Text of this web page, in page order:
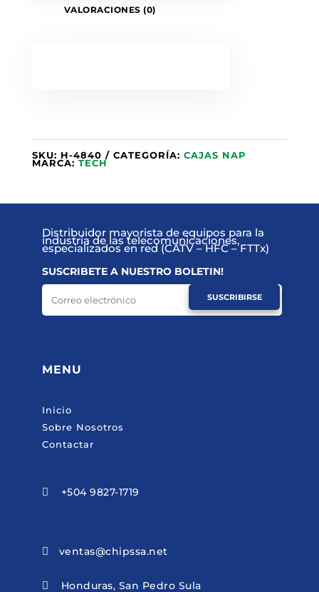
VALORACIONES (0)
SKU: H-4840 CATEGORÍA: CAJAS NAP
MARCA: TECH
Distribuidor mayorista de equipos para la
industria de las telecomunicaciones,
especializados en red (CATV – HFC – FTTx)
SUSCRIBETE A NUESTRO BOLETIN!
SUSCRIBIRSE
MENU
Inicio
Sobre Nosotros
Contactar
 +504 9827-1719
 ventas@chipssa.net
 Honduras, San Pedro Sula